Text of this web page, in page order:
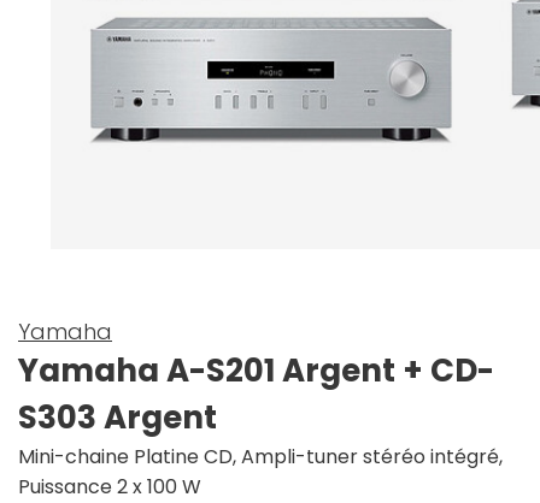
Yamaha
Yamaha A-S201 Argent + CD-
S303 Argent
Mini-chaine Platine CD, Ampli-tuner stéréo intégré,
Puissance 2 x 100 W